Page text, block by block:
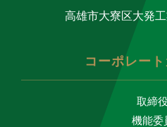
高雄市大寮区大発
コーポレー
取締
機能委